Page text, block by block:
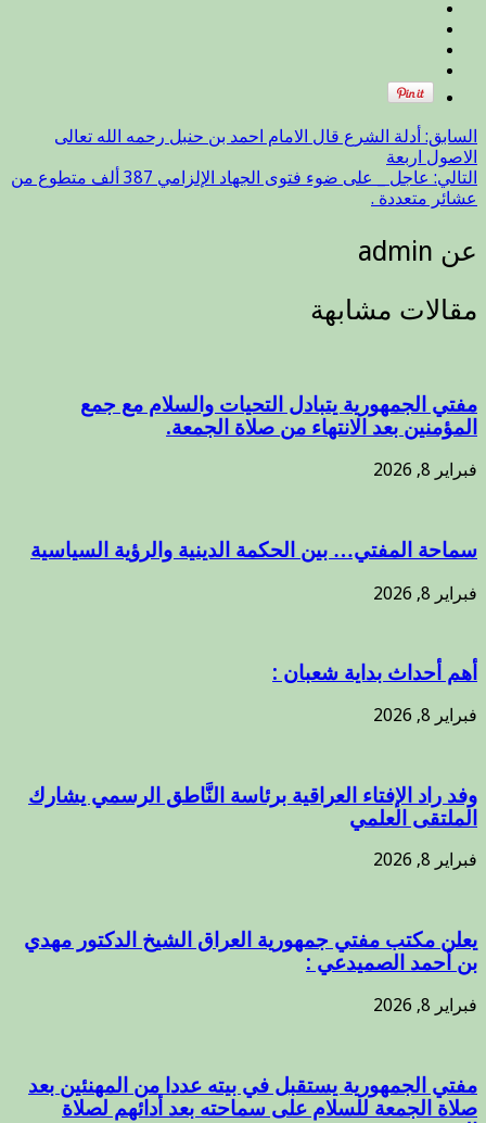
السابق: أدلة الشرع قال الامام احمد بن حنبل رحمه الله تعالى
الاصول اربعة
التالي:
عاجل _ على ضوء فتوى الجهاد الإلزامي 387 ألف متطوع من
عشائر متعددة .
عن admin
مقالات مشابهة
مفتي الجمهورية يتبادل التحيات والسلام مع جمع
المؤمنين بعد الانتهاء من صلاة الجمعة.
فبراير 8, 2026
سماحة المفتي… بين الحكمة الدينية والرؤية السياسية
فبراير 8, 2026
أهم أحداث بداية شعبان :
فبراير 8, 2026
وفد راد الإفتاء العراقية برئاسة النَّاطق الرسمي يشارك
الملتقى العلمي
فبراير 8, 2026
يعلن مكتب مفتي جمهورية العراق الشيخ الدكتور مهدي
بن أحمد الصميدعي :
فبراير 8, 2026
مفتي الجمهورية يستقبل في بيته عددا من المهنئين بعد
صلاة الجمعة للسلام على سماحته بعد أدائهم لصلاة